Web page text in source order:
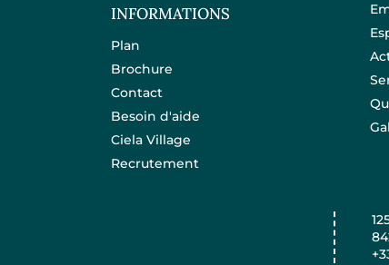
INFORMATIONS
Plan
Brochure
Contact
Besoin d'aide
Ciela Village
Recrutement